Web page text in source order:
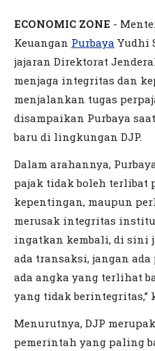
ECONOMIC ZONE -
Keuangan Purbaya Yudhi
jajaran Direktorat
menjaga integritas dan
menjalankan tugas
disampaikan Purbaya
baru di lingkungan DJP.
Dalam arahannya,
pajak tidak boleh
kepentingan, maupun
merusak integritas
ingatkan kembali, di sini
ada transaksi, jangan
ada angka yang terlihat
yang tidak berintegritas,”
Menurutnya, DJP
pemerintah yang paling